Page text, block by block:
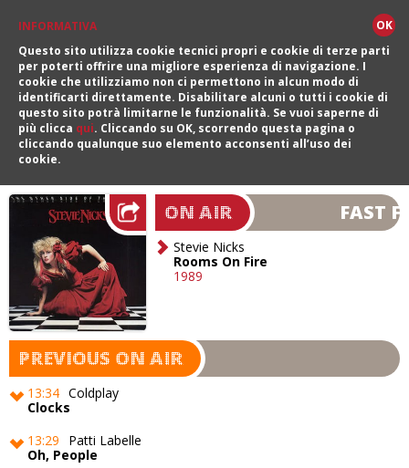
ON AIR FAST
Stevie Nicks
Rooms On Fire
1989
PREVIOUS ON AIR
13:34 Coldplay
Clocks
13:29
Patti Labelle
Oh, People
INFORMATIVA
Questo sito utilizza cookie tecnici propri e cookie di terze parti
per poterti offrire una migliore esperienza di navigazione. I
cookie che utilizziamo non ci permettono in alcun modo di
identificarti direttamente. Disabilitare alcuni o tutti i cookie di
questo sito potrà limitarne le funzionalità. Se vuoi saperne di
più clicca qui. Cliccando su OK, scorrendo questa pagina o
cliccando qualunque suo elemento acconsenti all’uso dei
cookie.
OK